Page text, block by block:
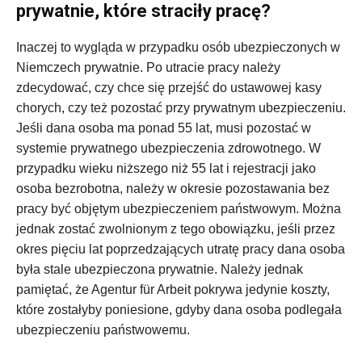
prywatnie, które straciły pracę?
Inaczej to wygląda w przypadku osób ubezpieczonych w
Niemczech prywatnie. Po utracie pracy należy
zdecydować, czy chce się przejść do ustawowej kasy
chorych, czy też pozostać przy prywatnym ubezpieczeniu.
Jeśli dana osoba ma ponad 55 lat, musi pozostać w
systemie prywatnego ubezpieczenia zdrowotnego. W
przypadku wieku niższego niż 55 lat i rejestracji jako
osoba bezrobotna, należy w okresie pozostawania bez
pracy być objętym ubezpieczeniem państwowym. Można
jednak zostać zwolnionym z tego obowiązku, jeśli przez
okres pięciu lat poprzedzających utratę pracy dana osoba
była stale ubezpieczona prywatnie. Należy jednak
pamiętać, że Agentur für Arbeit pokrywa jedynie koszty,
które zostałyby poniesione, gdyby dana osoba podlegała
ubezpieczeniu państwowemu.